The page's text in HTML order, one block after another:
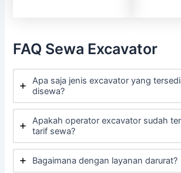
FAQ Sewa Excavator
Apa saja jenis excavator yang
disewa?
Apakah operator excavator sudah
tarif sewa?
Bagaimana dengan layanan darurat?